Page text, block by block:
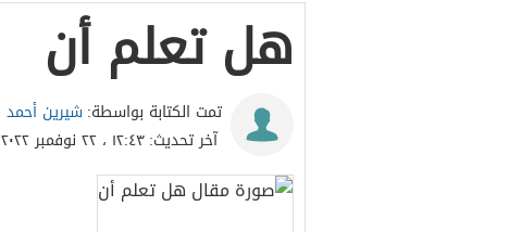
هل تعلم أن
تمت الكتابة بواسطة:شيرين أحمد
آخر تحديث:١٢:٤٣ ، ٢٢ نوفمبر ٢٠٢٢